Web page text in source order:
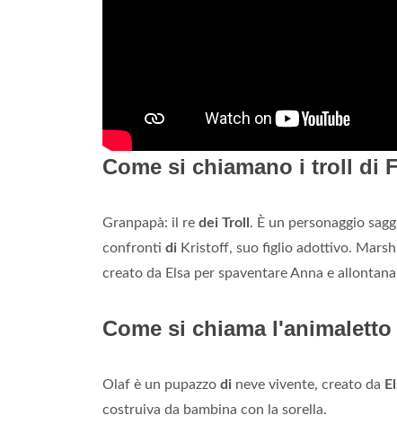
Come si chiamano i troll di
Granpapà: il re dei Troll . È un personaggio
confronti di Kristoff, suo figlio adottivo.
creato da Elsa per spaventare Anna e
Come si chiama
Olaf è un pupazzo di neve vivente, creato da
costruiva da bambina con la sorella.